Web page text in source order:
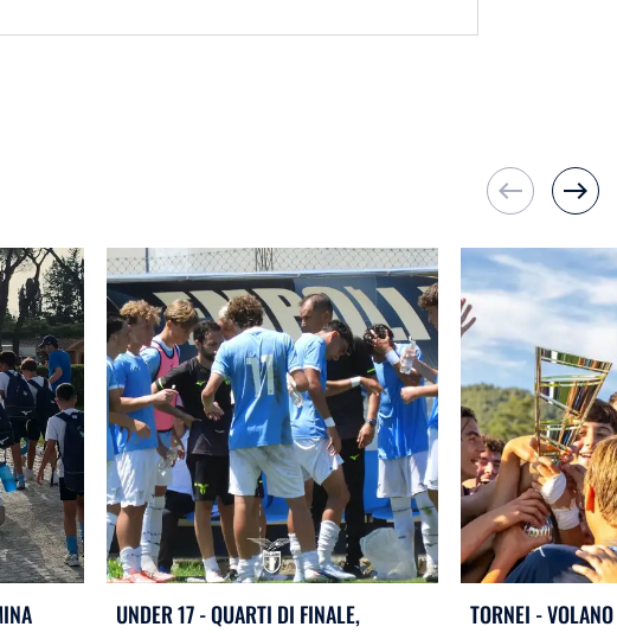
west east
UNDER 17 - QUARTI DI FINALE,
TORNEI -